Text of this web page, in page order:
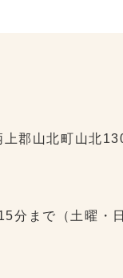
郡山北町山北
分まで（土曜・